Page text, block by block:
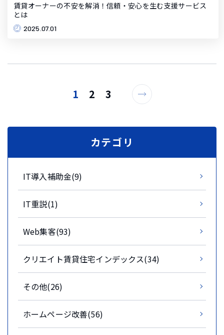
賃貸オーナーの不安を解消！信頼・安心を生む支援サービス
とは
2025.07.01
1 2 3
カテゴリ
IT導入補助金(9)
IT重説(1)
Web集客(93)
クリエイト賃貸住宅インデックス(34)
その他(26)
ホームページ改善(56)